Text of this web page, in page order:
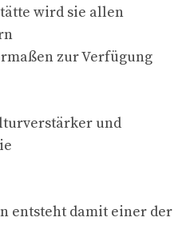
wird sie allen
zur Verfügung
und
entsteht damit einer der